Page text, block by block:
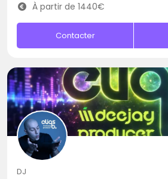
À partir de 1440€
Contacter
DJ